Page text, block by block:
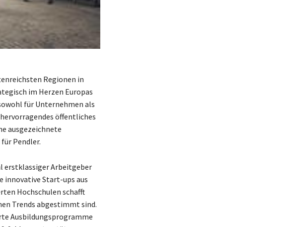
Regionen in
im Herzen Europas
für Unternehmen als
öffentliches
ausgezeichnete
Pendler.
erstklassiger Arbeitgeber
innovative Start-ups aus
Hochschulen schafft
Trends abgestimmt sind.
Ausbildungsprogramme